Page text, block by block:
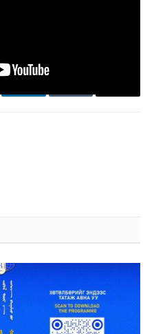
LinkedInTumblr Имэйл